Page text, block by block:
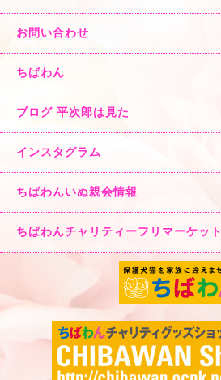
お問い合わせ
ちばわん
ブログ 平次郎は見た
インスタグラム
ちばわんいぬ親会情報
ちばわんチャリティーフリマーケット